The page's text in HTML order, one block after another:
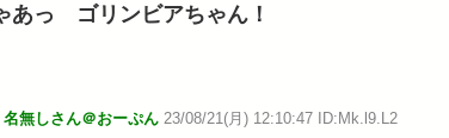
あっ ゴリンビアちゃん！
名無しさん＠おーぷん 23/08/21(月) 12:10:47 ID:Mk.l9.L2